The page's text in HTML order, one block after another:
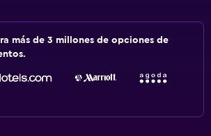
más de 3 millones de opciones de